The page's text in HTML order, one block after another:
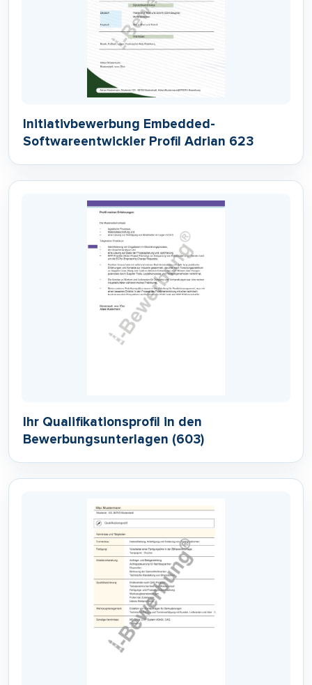
Initiativbewerbung Embedded-
Softwareentwickler Profil Adrian 623
Ihr Qualifikationsprofil in den
Bewerbungsunterlagen (603)